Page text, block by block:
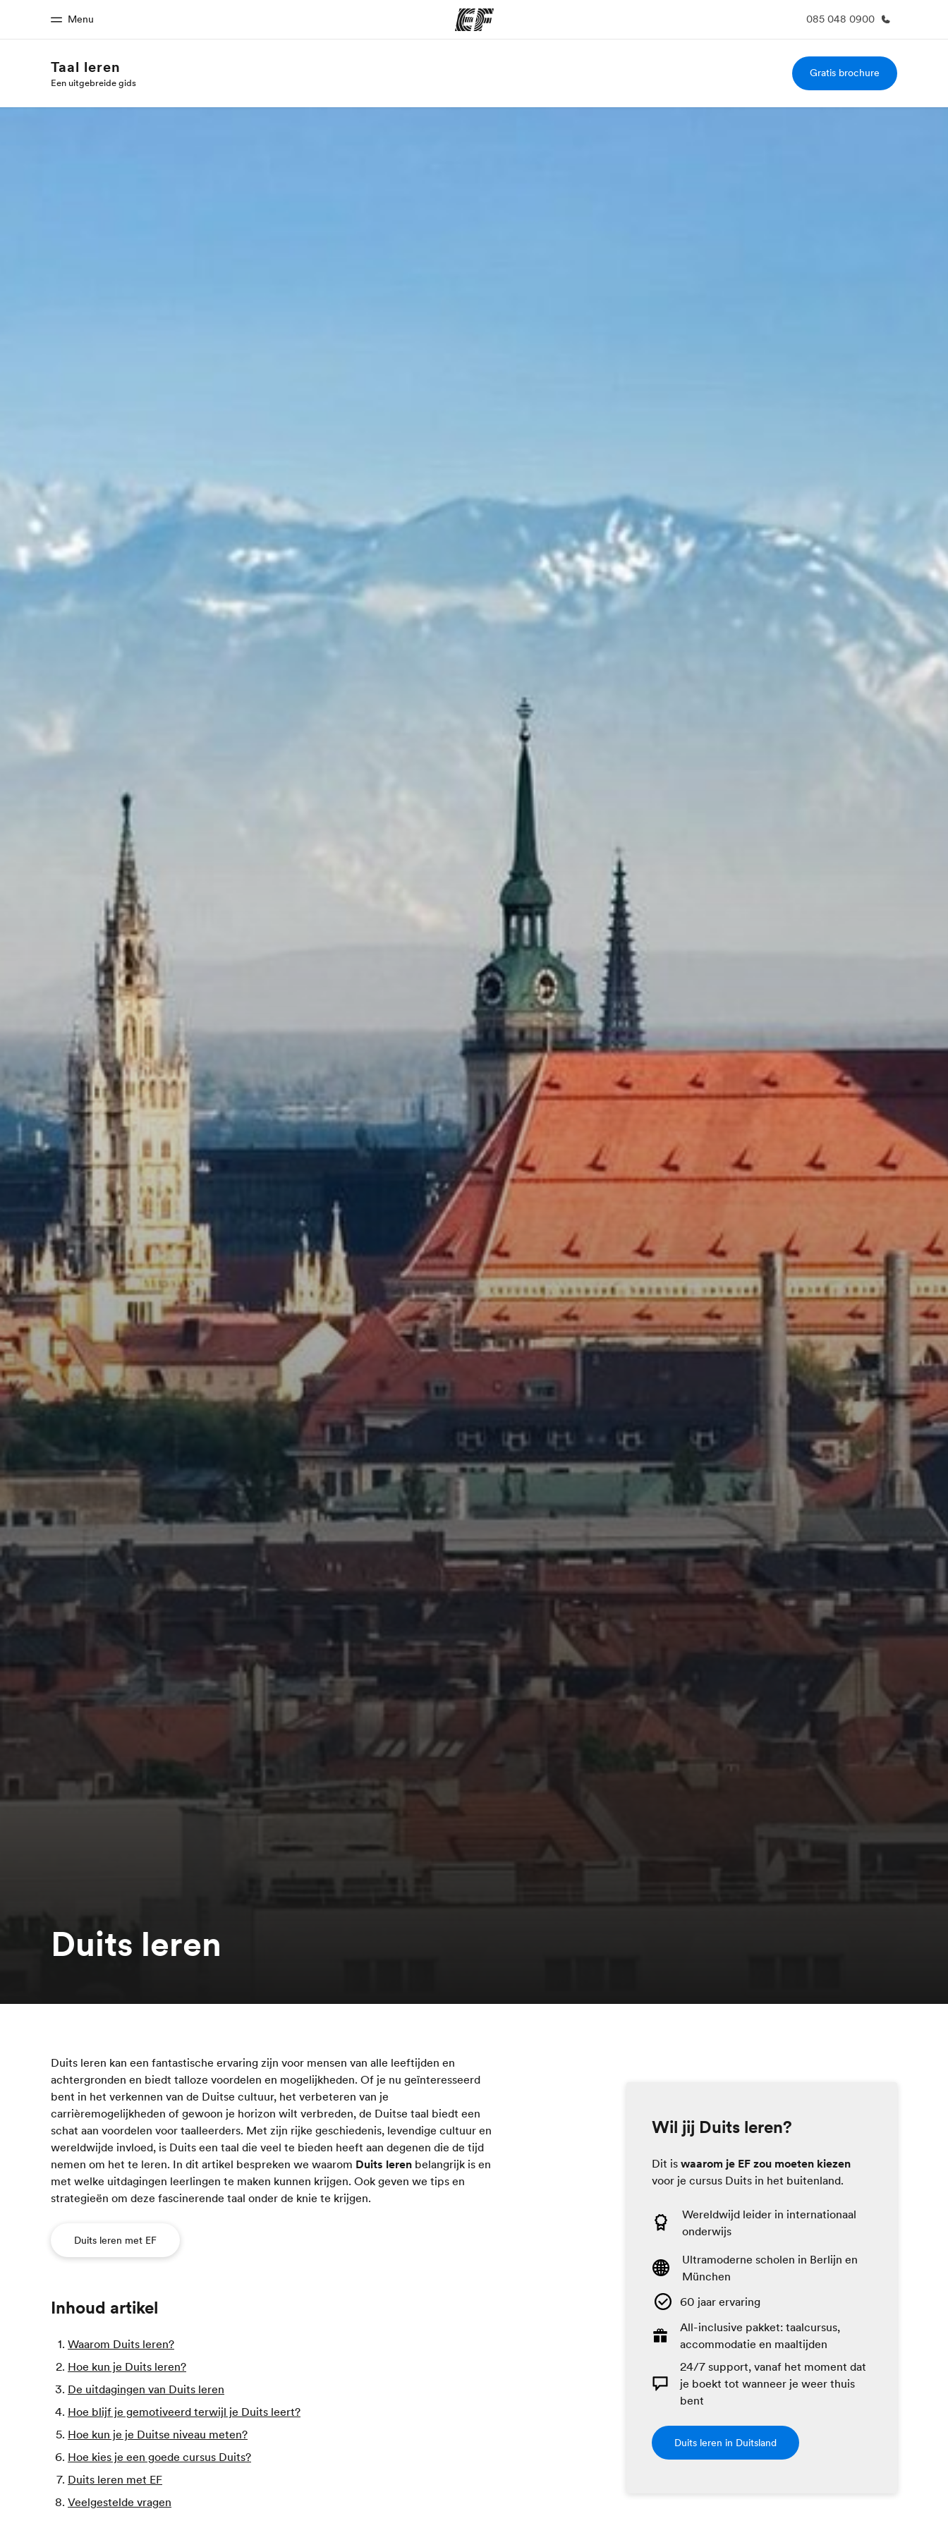
Menu 085 048 0900
Home
Welkom bij EF Bekijk alles dat we doen Vind een kantoor Wie wij zijn
Careers
Kom bij ons team
Taal leren
Een uitgebreide gids
Gratis brochure
Duits leren
Duits leren kan een fantastische ervaring zijn voor mensen van alle leeftijden en
achtergronden en biedt talloze voordelen en mogelijkheden. Of je nu geïnteresseerd
bent in het verkennen van de Duitse cultuur, het verbeteren van je
carrièremogelijkheden of gewoon je horizon wilt verbreden, de Duitse taal biedt een
schat aan voordelen voor taalleerders. Met zijn rijke geschiedenis, levendige cultuur en
wereldwijde invloed, is Duits een taal die veel te bieden heeft aan degenen die de tijd
nemen om het te leren. In dit artikel bespreken we waarom Duits leren belangrijk is en
met welke uitdagingen leerlingen te maken kunnen krijgen. Ook geven we tips en
strategieën om deze fascinerende taal onder de knie te krijgen.
Duits leren met EF
Inhoud artikel
Waarom Duits leren?
Hoe kun je Duits leren?
De uitdagingen van Duits leren
Hoe blijf je gemotiveerd terwijl je Duits leert?
Hoe kun je je Duitse niveau meten?
Hoe kies je een goede cursus Duits?
Duits leren met EF
Veelgestelde vragen
Wil jij Duits leren?
Dit iswaarom je EF zou moeten kiezen
voor je cursus Duits in het buitenland.
Wereldwijd leider in internationaal
onderwijs
Ultramoderne scholen in Berlijn en
München
60 jaar ervaring
All-inclusive pakket: taalcursus,
accommodatie en maaltijden
24/7 support, vanaf het moment dat
je boekt tot wanneer je weer thuis
bent
Duits leren in Duitsland